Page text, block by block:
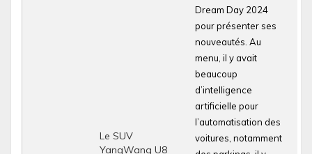
Le SUV
YangWang U8
Dream Day 2024
pour présenter ses
nouveautés. Au
menu, il y avait
beaucoup
d’intelligence
artificielle pour
l’automatisation des
voitures, notamment